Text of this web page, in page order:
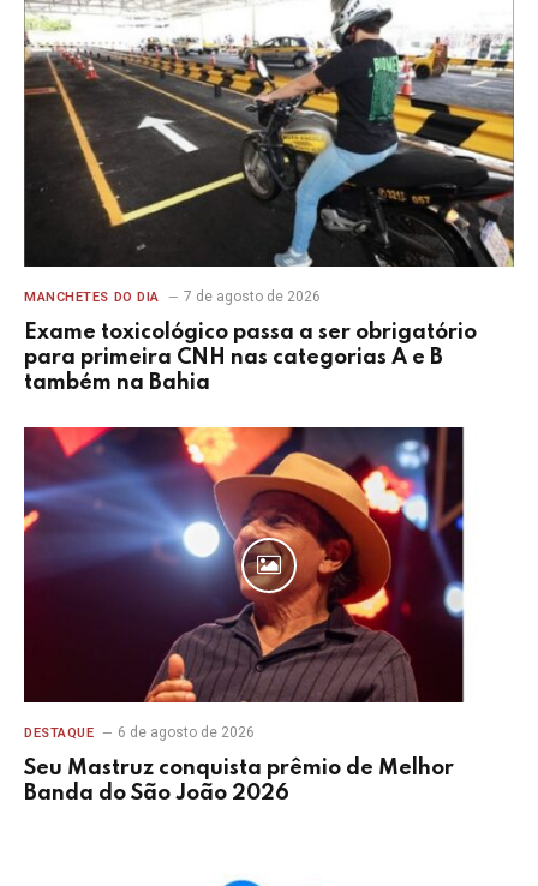
MANCHETES DO DIA 7 de agosto de 2026
Exame toxicológico passa a ser obrigatório
para primeira CNH nas categorias A e B
também na Bahia
DESTAQUE 6 de agosto de 2026
Seu Mastruz conquista prêmio de Melhor
Banda do São João 2026